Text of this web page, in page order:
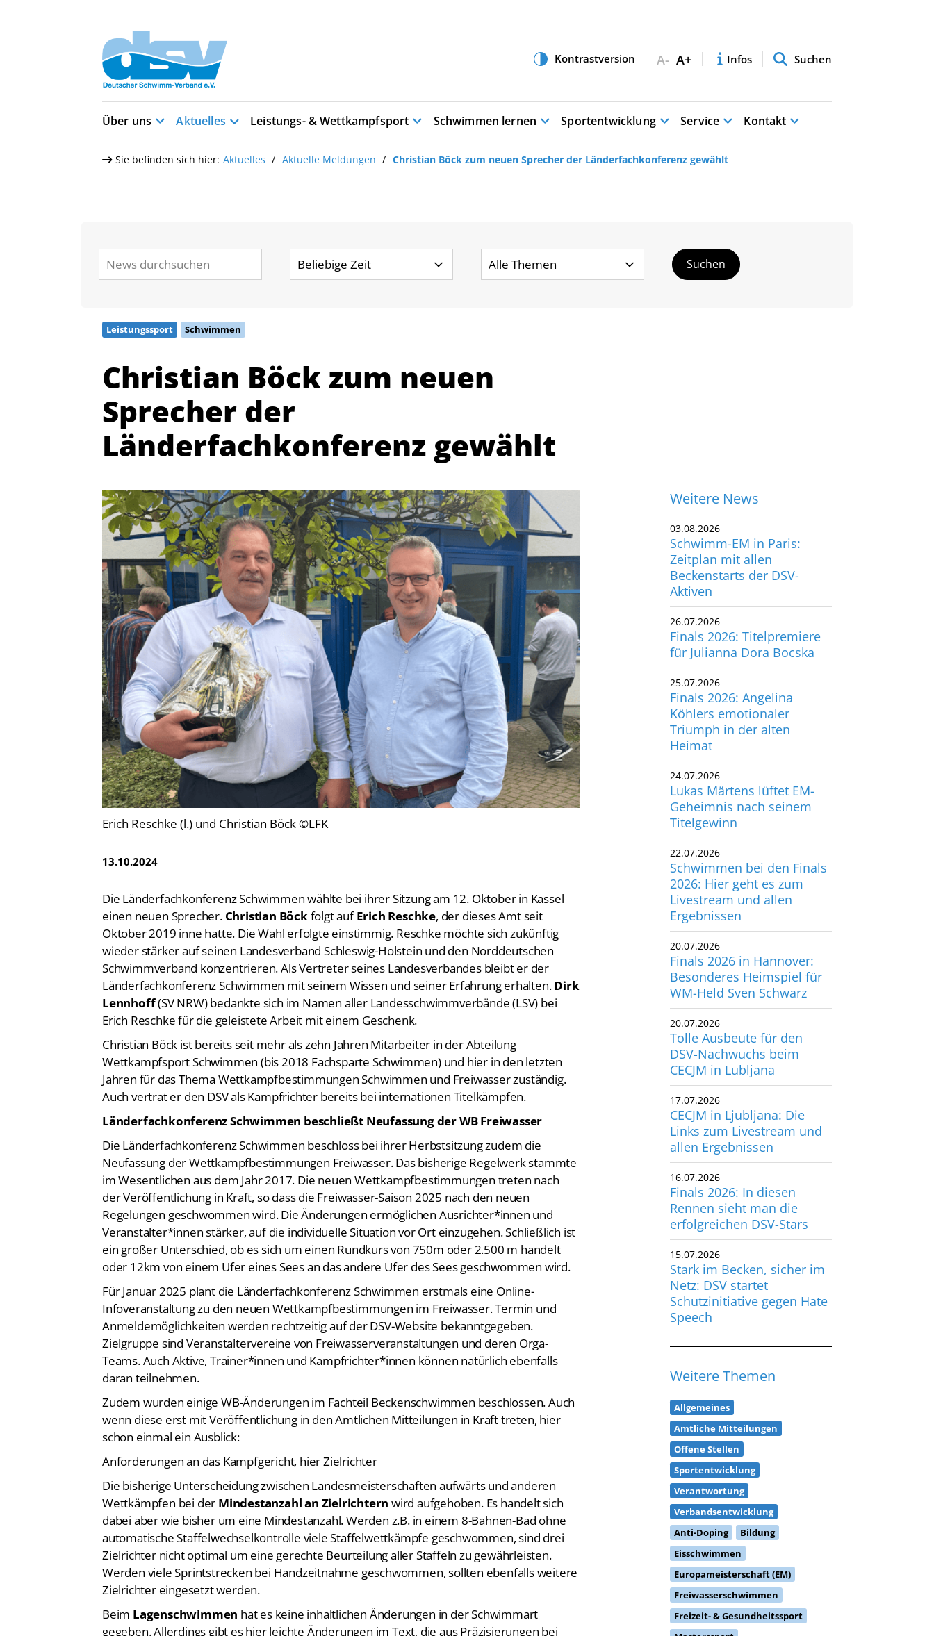
Über uns Aktuelles Leistungs- & Wettkampfsport Schwimmen lernen Sportentwicklung Service Kontakt
Christian Böck zum neuen
Sprecher der
Länderfachkonferenz gewählt
Erich Reschke (l.) und Christian Böck ©LFK
einen neuen Sprecher.Christian Böckfolgt aufErich Reschke, der dieses Amt seit
Oktober 2019 inne hatte. Die Wahl erfolgte einstimmig. Reschke möchte sich zukünftig
wieder stärker auf seinen Landesverband Schleswig-Holstein und den Norddeutschen
Schwimmverband konzentrieren. Als Vertreter seines Landesverbandes bleibt er der
Länderfachkonferenz Schwimmen mit seinem Wissen und seiner Erfahrung erhalten.
Lennhoff(SV NRW) bedankte sich im Namen aller Landesschwimmverbände (LSV) bei
Erich Reschke für die geleistete Arbeit mit einem Geschenk.
Christian Böck ist bereits seit mehr als zehn Jahren Mitarbeiter in der Abteilung
Wettkampfsport Schwimmen (bis 2018 Fachsparte Schwimmen) und hier in den letzten
Jahren für das Thema Wettkampfbestimmungen Schwimmen und Freiwasser zuständig.
Auch vertrat er den DSV als Kampfrichter bereits bei internationen Titelkämpfen.
Länderfachkonferenz Schwimmen beschließt Neufassung der WB Freiwasser
Die Länderfachkonferenz Schwimmen beschloss bei ihrer Herbstsitzung zudem die
Neufassung der Wettkampfbestimmungen Freiwasser. Das bisherige Regelwerk stammte
im Wesentlichen aus dem Jahr 2017. Die neuen Wettkampfbestimmungen treten nach
der Veröffentlichung in Kraft, so dass die Freiwasser-Saison 2025 nach den neuen
Regelungen geschwommen wird. Die Änderungen ermöglichen Ausrichter*innen und
Veranstalter*innen stärker, auf die individuelle Situation vor Ort einzugehen. Schließlich ist
ein großer Unterschied, ob es sich um einen Rundkurs von 750m oder 2.500 m handelt
oder 12km von einem Ufer eines Sees an das andere Ufer des Sees geschwommen wird.
Für Januar 2025 plant die Länderfachkonferenz Schwimmen erstmals eine Online-
Infoveranstaltung zu den neuen Wettkampfbestimmungen im Freiwasser. Termin und
Anmeldemöglichkeiten werden rechtzeitig auf der DSV-Website bekanntgegeben.
Zielgruppe sind Veranstaltervereine von Freiwasserveranstaltungen und deren Orga-
Teams. Auch Aktive, Trainer*innen und Kampfrichter*innen können natürlich ebenfalls
daran teilnehmen.
Zudem wurden einige WB-Änderungen im Fachteil Beckenschwimmen beschlossen. Auch
wenn diese erst mit Veröffentlichung in den Amtlichen Mitteilungen in Kraft treten, hier
schon einmal ein Ausblick:
Anforderungen an das Kampfgericht, hier Zielrichter
Die bisherige Unterscheidung zwischen Landesmeisterschaften aufwärts und anderen
Wettkämpfen bei derMindestanzahl an Zielrichternwird aufgehoben. Es handelt sich
dabei aber wie bisher um eine Mindestanzahl. Werden z.B. in einem 8-Bahnen-Bad ohne
automatische Staffelwechselkontrolle viele Staffelwettkämpfe geschwommen, sind drei
Zielrichter nicht optimal um eine gerechte Beurteilung aller Staffeln zu gewährleisten.
Werden viele Sprintstrecken bei Handzeitnahme geschwommen, sollten ebenfalls weitere
Zielrichter eingesetzt werden.
BeimLagenschwimmenhat es keine inhaltlichen Änderungen in der Schwimmart
gegeben. Allerdings gibt es hier leichte Änderungen im Text, die aus Präzisierungen bei
Schwimm-EM in Paris:
Zeitplan mit allen
Beckenstarts der DSV-
Aktiven
26.07.2026
Finals 2026: Titelpremiere
für Julianna Dora Bocska
25.07.2026
Finals 2026: Angelina
Köhlers emotionaler
Triumph in der alten
Heimat
24.07.2026
Lukas Märtens lüftet EM-
Geheimnis nach seinem
Titelgewinn
22.07.2026
Schwimmen bei den Finals
2026: Hier geht es zum
Livestream und allen
Ergebnissen
20.07.2026
Finals 2026 in Hannover:
Besonderes Heimspiel für
WM-Held Sven Schwarz
20.07.2026
Tolle Ausbeute für den
DSV-Nachwuchs beim
CECJM in Lubljana
17.07.2026
CECJM in Ljubljana: Die
Links zum Livestream und
allen Ergebnissen
16.07.2026
Finals 2026: In diesen
Rennen sieht man die
erfolgreichen DSV-Stars
15.07.2026
Stark im Becken, sicher im
Netz: DSV startet
Schutzinitiative gegen Hate
Speech
Amtliche Mitteilungen
Offene Stellen
Sportentwicklung
Verantwortung
Verbandsentwicklung
Anti-Doping
Bildung
Eisschwimmen
Europameisterschaft (EM)
Freiwasserschwimmen
Freizeit- & Gesundheitssport
Masterssport
Quicklinks
Vereinsfinder
Lizenzwesen
Zentrale Hinweisstelle
Anti-Doping
Recht auf sicheren Schwimmsport
Abteilungen
Schwimmen
Freiwasserschwimmen
Wasserspringen
Wasserball
Synchronschwimmen
Masterssport
Deutscher Schwimm-Verband e.V.
Korbacher Straße 93
D-34132 Kassel
Fax: +49 561 94083-15
info@dsv.de